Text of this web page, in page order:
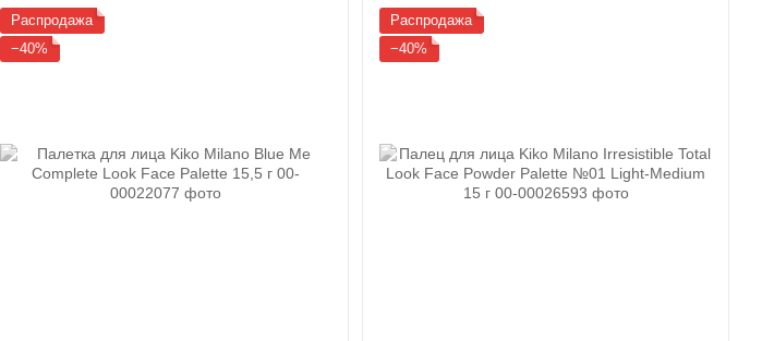
Распродажа
−40%
Распродажа
−40%